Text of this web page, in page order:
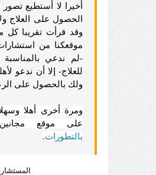
أخيرا لا أستطيع
الحصول على العلاج
وقد قرأت تقريبا كل
موقعكنا من
-لم ندعي بالمناسبة
للعلاج- إلا أن ندعو
ولك بالحصول على
ومرة أخرى أهلا
على موقع
بالتطورات.
المستشار: